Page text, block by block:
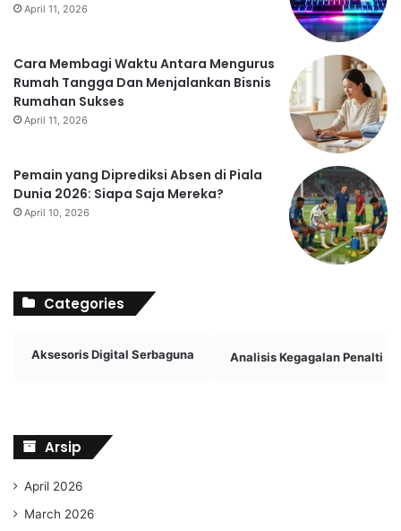
April 11, 2026
Cara Membagi Waktu Antara Mengurus
Rumah Tangga Dan Menjalankan Bisnis
Rumahan Sukses
April 11, 2026
Pemain yang Diprediksi Absen di Piala
Dunia 2026: Siapa Saja Mereka?
April 10, 2026
Categories
Aksesoris Digital Serbaguna Analisis Kegagalan Penalti
Arsip
April 2026
March 2026